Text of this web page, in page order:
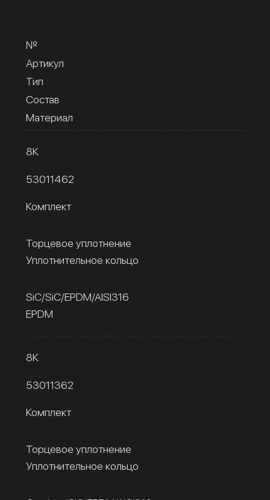
№
Артикул
Тип
Состав
Материал
8К
53011462
Комплект
Торцевое уплотнение
Уплотнительное кольцо
SiC/SiC/EPDM/AISI316
EPDM
8К
53011362
Комплект
Торцевое уплотнение
Уплотнительное кольцо